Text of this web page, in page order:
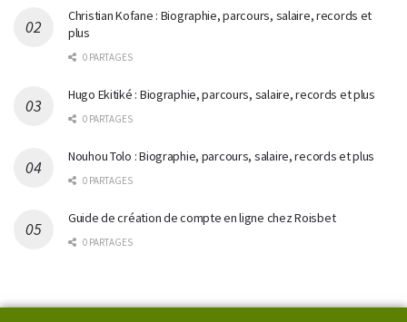
Christian Kofane : Biographie, parcours, salaire, records et
plus
0 PARTAGES
Hugo Ekitiké : Biographie, parcours, salaire, records et plus
0 PARTAGES
Nouhou Tolo : Biographie, parcours, salaire, records et plus
0 PARTAGES
Guide de création de compte en ligne chez Roisbet
0 PARTAGES